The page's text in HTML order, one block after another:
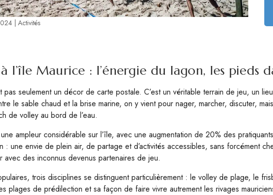
|Activités
l’île Maurice : l’énergie du lagon, les pieds
pas seulement un décor de carte postale. C’est un véritable terrain de jeu, un
le sable chaud et la brise marine, on y vient pour nager, marcher, discuter,
de volley au bord de l’eau.
ampleur considérable sur l’île, avec une augmentation de 20% des
: une envie de plein air, de partage et d’activités accessibles, sans forcément
avec des inconnus devenus partenaires de jeu.
trois disciplines se distinguent particulièrement : le volley de plage, le
plages de prédilection et sa façon de faire vivre autrement les rivages